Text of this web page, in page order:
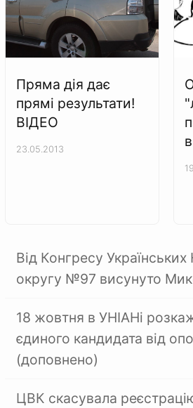
Пряма дія дає
прямі результати!
ВІДЕО
23.05.2013
Від Конгресу
округу №97 висунуто
18 жовтня в УНІАНі
єдиного кандидата від
(доповнено)
ЦВК скасувала